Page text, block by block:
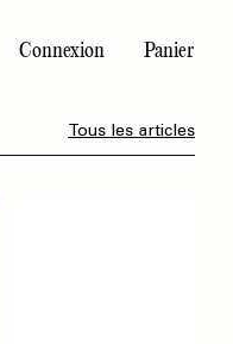
Connexion Panier
Tous les articles